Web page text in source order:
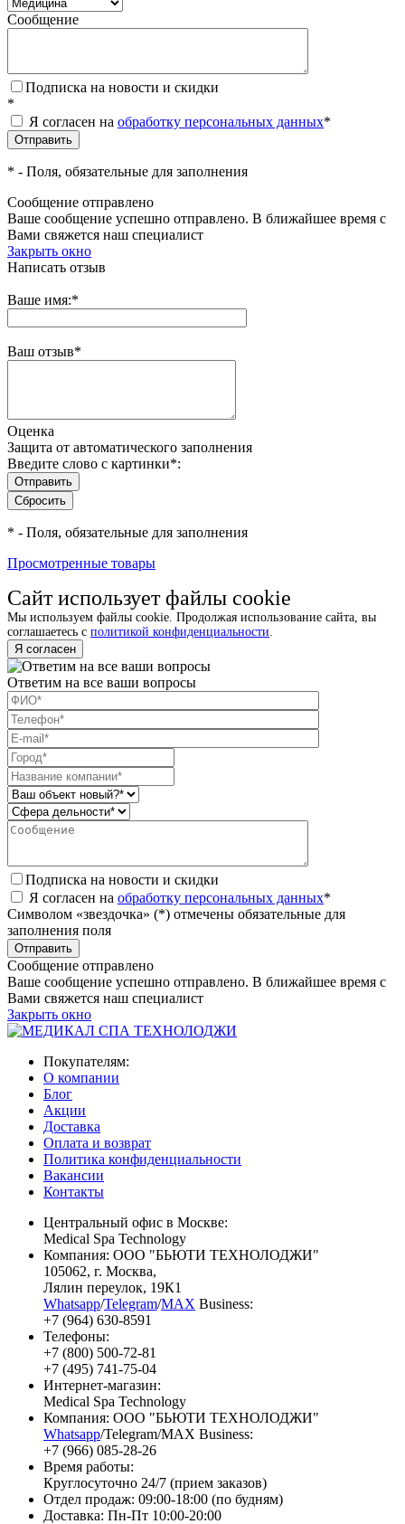
Сообщение
Подписка на новости и скидки
*
Я согласен на обработку персональных данных*
* - Поля, обязательные для заполнения
Сообщение отправлено
Ваше сообщение успешно отправлено. В ближайшее время с
Вами свяжется наш специалист
Закрыть окно
Написать отзыв
Ваше имя:*
Ваш отзыв*
Оценка
Защита от автоматического заполнения
Введите слово с картинки*:
* - Поля, обязательные для заполнения
Просмотренные товары
Сайт использует файлы cookie
Мы используем файлы cookie. Продолжая использование сайта, вы
соглашаетесь с политикой конфиденциальности
Я согласен
Ответим на все ваши вопросы
Подписка на новости и скидки
Я согласен на обработку персональных данных*
Символом «звездочка» (*) отмечены обязательные для
заполнения поля
Сообщение отправлено
Ваше сообщение успешно отправлено. В ближайшее время с
Вами свяжется наш специалист
Закрыть окно
Покупателям:
О компании
Блог
Акции
Доставка
Оплата и возврат
Политика конфиденциальности
Вакансии
Контакты
Центральный офис в Москве:
Medical Spa Technology
Компания: ООО "БЬЮТИ ТЕХНОЛОДЖИ"
105062, г. Москва,
Лялин переулок, 19К1
Whatsapp/Telegram/MAX Business:
+7 (964) 630-8591
Телефоны:
+7 (800) 500-72-81
+7 (495) 741-75-04
Интернет-магазин:
Medical Spa Technology
Компания: ООО "БЬЮТИ ТЕХНОЛОДЖИ"
Whatsapp/Telegram/MAX Business:
+7 (966) 085-28-26
Время работы:
Круглосуточно 24/7 (прием заказов)
Отдел продаж: 09:00-18:00 (по будням)
Доставка: Пн-Пт 10:00-20:00